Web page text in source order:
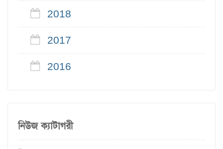
2018
2017
2016
নিউজ ক্যাটাগরী